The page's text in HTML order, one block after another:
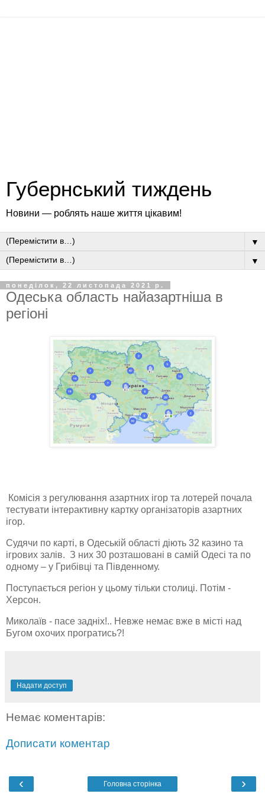
Губернський тиждень
Новини — роблять наше життя цікавим!
▼
▼
понеділок, 22 листопада 2021 р.
Одеська область найазартніша в
регіоні
Комісія з регулювання азартних ігор та лотерей почала
тестувати інтерактивну картку організаторів азартних
ігор.
Судячи по карті, в Одеській області діють 32 казино та
ігрових залів. З них 30 розташовані в самій Одесі та по
одному – у Грибівці та Південному.
Поступається регіон у цьому тільки столиці. Потім -
Херсон.
Миколаїв - пасе задніх!.. Невже немає вже в місті над
Бугом охочих програтись?!
Надати доступ
Немає коментарів:
Дописати коментар
‹ ›
Головна сторінка